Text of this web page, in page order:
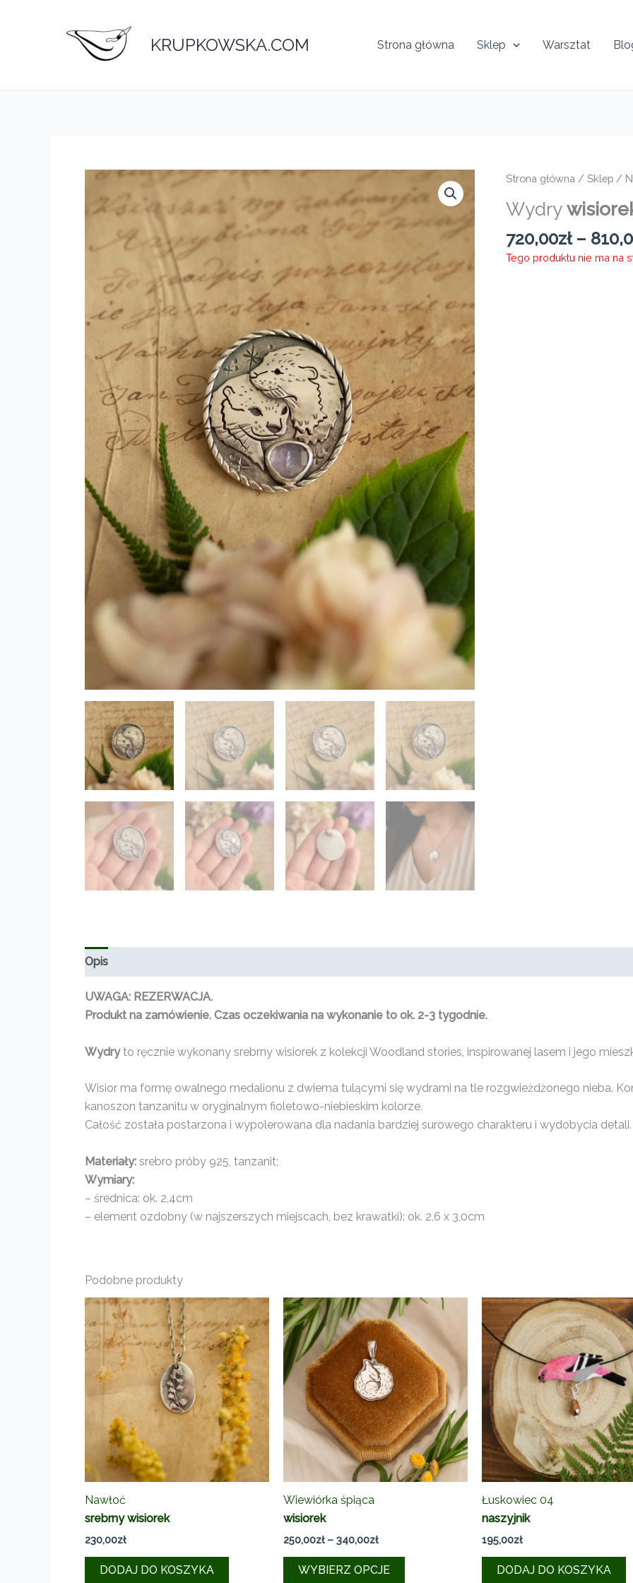
KRUPKOWSKA.COM Strona główna Sklep Warsztat
Strona główna /Sklep /
Wydry
720,00zł –
Tego produktu nie ma na
Opis
UWAGA: REZERWACJA.
Produkt na zamówienie. Czas oczekiwania na wykonanie to ok. 2-3 tygodnie.
Wydryto ręcznie wykonany srebrny wisiorek z kolekcji Woodland stories, inspirowanej lasem i jego
Wisior ma formę owalnego medalionu z dwiema tulącymi się wydrami na tle rozgwieżdżonego nieba.
kanoszon tanzanitu w oryginalnym fioletowo-niebieskim kolorze.
Całość została postarzona i wypolerowana dla nadania bardziej surowego charakteru i wydobycia detali.
Materiały: srebro próby 925, tanzanit;
Wymiary:
– średnica: ok. 2,4cm
– element ozdobny (w najszerszych miejscach, bez krawatki): ok. 2,6 x 3,0cm
Podobne produkty
Nawłoć
srebrny wisiorek
230,00zł
DODAJ DO KOSZYKA
Wiewiórka śpiąca
wisiorek
250,00zł – 340,00złZakres
od
250,00zł
WYBIERZ OPCJE
Ten
Łuskowiec 04
naszyjnik
195,00zł
DODAJ DO KOSZYKA